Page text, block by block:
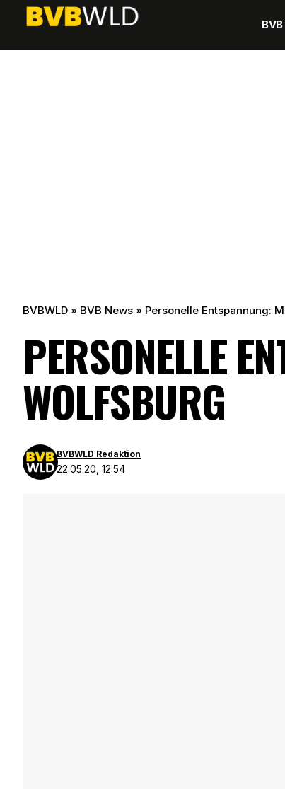
BVBWLD » BVB News » Personelle Entspannung:
PERSONELLE
WOLFSBURG
22.05.20, 12:54
BVBWLD Redaktion